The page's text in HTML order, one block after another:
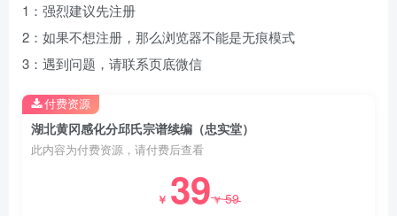
1：强烈建议先注册
2：如果不想注册，那么浏览器不能是无痕模式
3：遇到问题，请联系页底微信
湖北黄冈感化分邱氏宗谱续编（忠实堂）
此内容为付费资源，请付费后查看
￥ 39￥59
付费资源